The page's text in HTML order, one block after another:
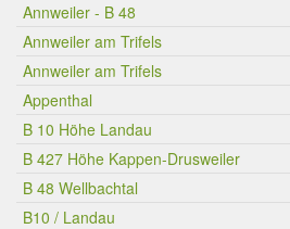
Annweiler - B 48
Annweiler am Trifels
Annweiler am Trifels
Appenthal
B 10 Höhe Landau
B 427 Höhe Kappen-Drusweiler
B 48 Wellbachtal
B10 / Landau